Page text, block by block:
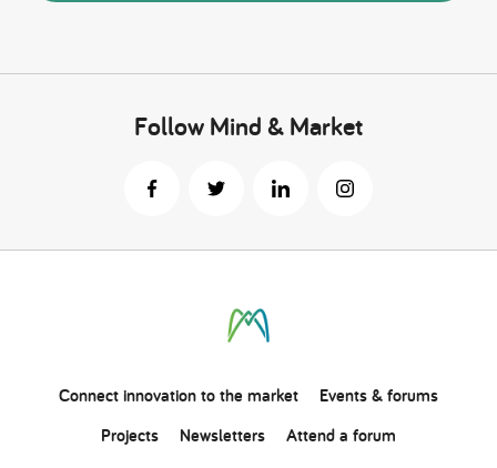
Follow Mind & Market
Connectinnovationto the market
Events & forums
Projects
Newsletters
Attend a forum